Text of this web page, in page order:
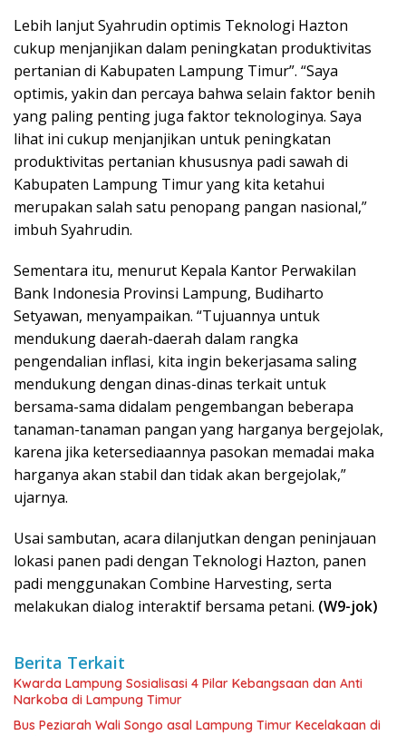
Lebih lanjut Syahrudin optimis Teknologi Hazton
cukup menjanjikan dalam peningkatan produktivitas
pertanian di Kabupaten Lampung Timur”. “Saya
optimis, yakin dan percaya bahwa selain faktor benih
yang paling penting juga faktor teknologinya. Saya
lihat ini cukup menjanjikan untuk peningkatan
produktivitas pertanian khususnya padi sawah di
Kabupaten Lampung Timur yang kita ketahui
merupakan salah satu penopang pangan nasional,”
imbuh Syahrudin.
Sementara itu, menurut Kepala Kantor Perwakilan
Bank Indonesia Provinsi Lampung, Budiharto
Setyawan, menyampaikan. “Tujuannya untuk
mendukung daerah-daerah dalam rangka
pengendalian inflasi, kita ingin bekerjasama saling
mendukung dengan dinas-dinas terkait untuk
bersama-sama didalam pengembangan beberapa
tanaman-tanaman pangan yang harganya bergejolak,
karena jika ketersediaannya pasokan memadai maka
harganya akan stabil dan tidak akan bergejolak,”
ujarnya.
Usai sambutan, acara dilanjutkan dengan peninjauan
lokasi panen padi dengan Teknologi Hazton, panen
padi menggunakan Combine Harvesting, serta
melakukan dialog interaktif bersama petani. (W9-jok)
Berita Terkait
Kwarda Lampung Sosialisasi 4 Pilar Kebangsaan dan Anti
Narkoba di Lampung Timur
Bus Peziarah Wali Songo asal Lampung Timur Kecelakaan di